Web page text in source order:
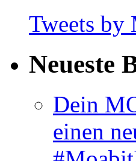
Tweets by
Neueste
Dein
einen